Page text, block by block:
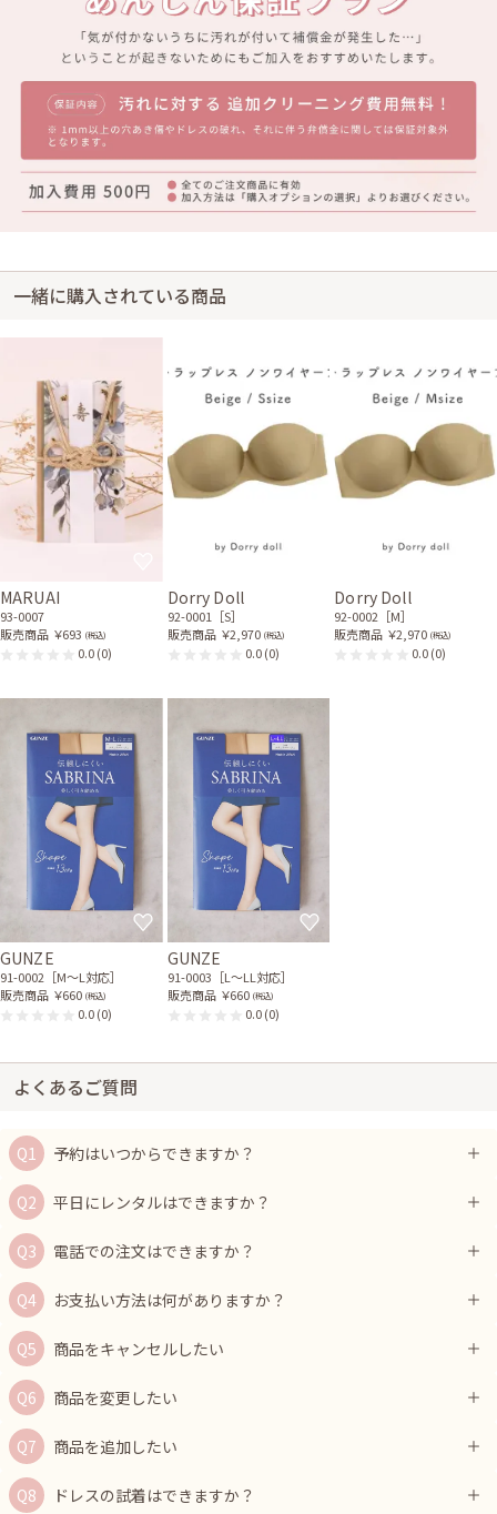
一緒に購入されている商品
MARUAI
93-0007
販売商品 ￥693 (税込)
0.0(0)
Dorry Doll
92-0001［S］
販売商品 ￥2,970 (税込)
0.0(0)
Dorry Doll
92-0002［M］
販売商品 ￥2,970 (税込)
0.0(0)
GUNZE
91-0002［M〜L対応］
販売商品 ￥660 (税込)
0.0(0)
GUNZE
91-0003［L〜LL対応］
販売商品 ￥660 (税込)
0.0(0)
よくあるご質問
予約はいつからできますか？
平日にレンタルはできますか？
電話での注文はできますか？
お支払い方法は何がありますか？
商品をキャンセルしたい
商品を変更したい
商品を追加したい
ドレスの試着はできますか？